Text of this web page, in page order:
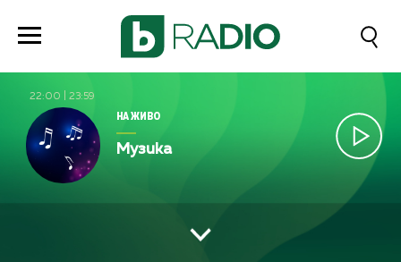
22:00 23:59
НА ЖИВО
Музика